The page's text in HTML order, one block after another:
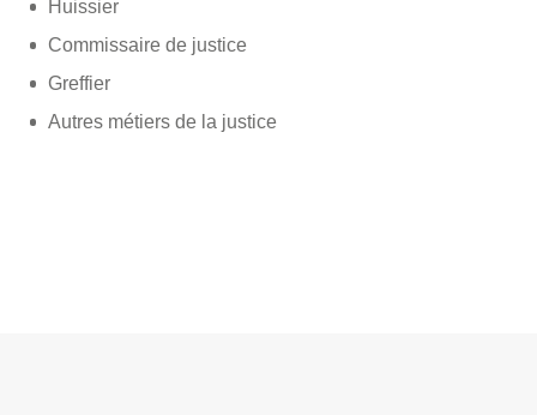
Huissier
Commissaire de justice
Greffier
Autres métiers de la justice